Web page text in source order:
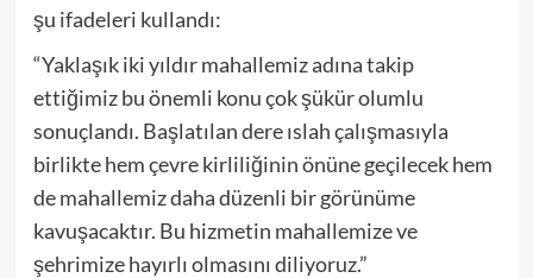
şu ifadeleri kullandı:
“Yaklaşık iki yıldır mahallemiz adına takip
ettiğimiz bu önemli konu çok şükür olumlu
sonuçlandı. Başlatılan dere ıslah çalışmasıyla
birlikte hem çevre kirliliğinin önüne geçilecek hem
de mahallemiz daha düzenli bir görünüme
kavuşacaktır. Bu hizmetin mahallemize ve
şehrimize hayırlı olmasını diliyoruz.”